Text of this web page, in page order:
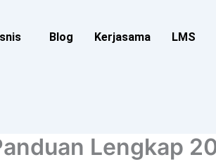
Blog Kerjasama LMS
Lengkap